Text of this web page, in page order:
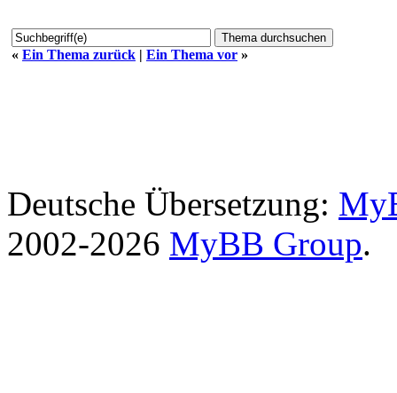
« Ein Thema zurück | Ein Thema vor »
Deutsche Übersetzung:
2002-2026 MyBB Group.